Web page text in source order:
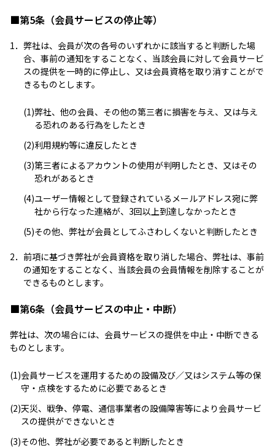
■第5条（会員サービスの停止等）
1． 弊社は、会員が次の各号のいずれかに該当すると判断した場
合、事前の通知をすることなく、当該会員に対して会員サービ
スの提供を一時的に停止し、又は会員資格を取り消すことがで
きるものとします。
(1)弊社、他の会員、その他の第三者に損害を与え、又は与え
る恐れのある行為をしたとき
(2)利用規約等に違反したとき
(3)第三者によるアカウントの使用が判明したとき、又はその
恐れがあるとき
(4)ユーザー情報として登録されているメールアドレス宛に弊
社から行なった連絡が、3回以上到達しなかったとき
(5)その他、弊社が会員としてふさわしくないと判断したとき
2． 前項に基づき弊社が会員資格を取り消した場合、弊社は、事前
の通知をすることなく、当該会員の会員情報を削除することが
できるものとします。
■第6条（会員サービスの中止・中断）
弊社は、次の場合には、会員サービスの提供を中止・中断できる
ものとします。
(1)会員サービスを運用するための設備及び／又はシステム等の保
守・点検をするために必要であるとき
(2)天災、戦争、停電、通信事業者の設備障害等により会員サービ
スの提供ができないとき
(3)その他、弊社が必要であると判断したとき